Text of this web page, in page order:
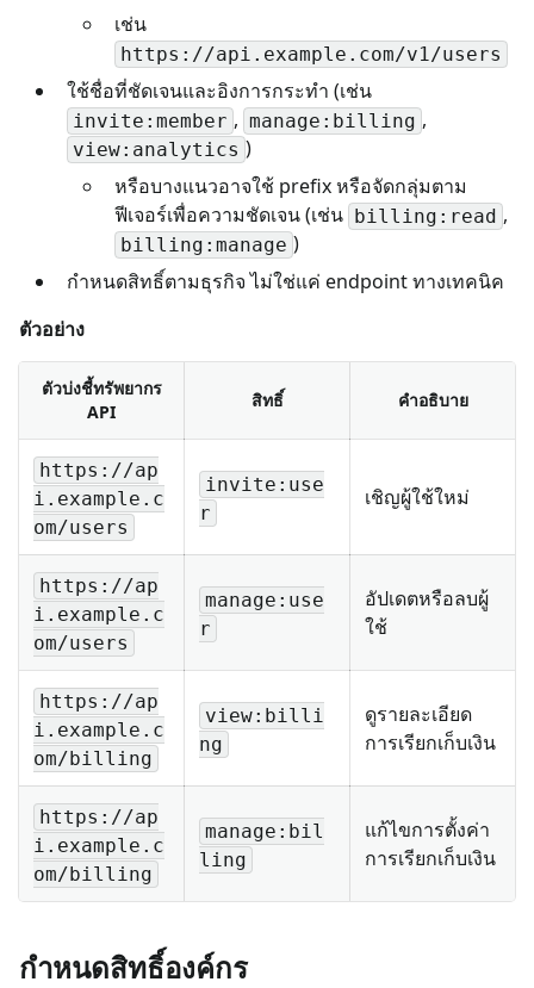
เช่น
https://api.example.com/v1/users
ใช้ชื่อที่ชัดเจนและอิงการกระทำ (เช่น
invite:member , manage:billing ,
view:analytics )
หรือบางแนวอาจใช้ prefix หรือจัดกลุ่มตาม
ฟีเจอร์เพื่อความชัดเจน (เช่น billing:read ,
billing:manage )
กำหนดสิทธิ์ตามธุรกิจ ไม่ใช่แค่ endpoint ทางเทคนิค
ตัวอย่าง
ตัวบ่งชี้ทรัพยากร
API
สิทธิ์ คำอธิบาย
https://ap
i.example.c
om/users
invite:use
r
เชิญผู้ใช้ใหม่
https://ap
i.example.c
om/users
manage:use
r
อัปเดตหรือลบผู้
ใช้
https://ap
i.example.c
om/billing
view:billi
ng
ดูรายละเอียด
การเรียกเก็บเงิน
https://ap
i.example.c
om/billing
manage:bil
ling
แก้ไขการตั้งค่า
การเรียกเก็บเงิน
กำหนดสิทธิ์องค์กร